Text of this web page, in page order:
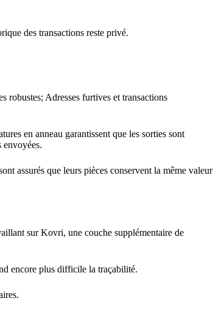
des transactions reste privé.
robustes; Adresses furtives et transactions
en anneau garantissent que les sorties sont
envoyées.
assurés que leurs pièces conservent la même valeur
sur Kovri, une couche supplémentaire de
encore plus difficile la traçabilité.